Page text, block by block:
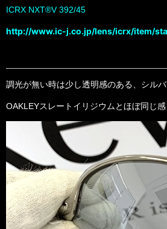
ICRX NXT®V 392/45
http://www.ic-j.co.jp/lens/icrx/item/
調光が無い時は少し透明感のある、シル
OAKLEYスレートイリジウムとほぼ同じ